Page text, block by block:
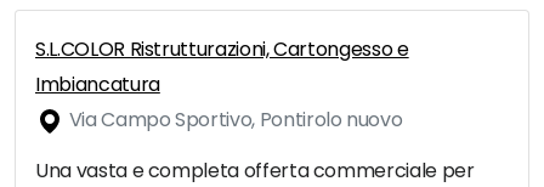
S.L.COLOR Ristrutturazioni, Cartongesso e
Imbiancatura
Via Campo Sportivo, Pontirolo nuovo
Una vasta e completa offerta commerciale per